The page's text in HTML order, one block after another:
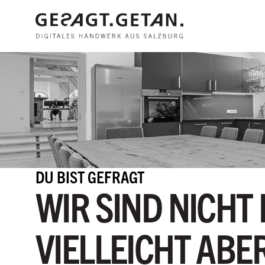
Zum Hauptinhalt
WIR SIND NICHT
VIELLEICHT
DU BIST GEFRAGT